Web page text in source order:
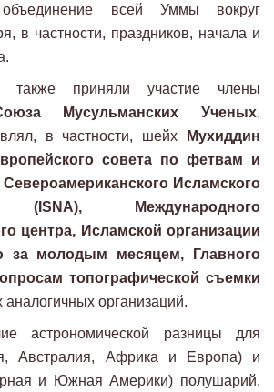
объединение всей Уммы вокруг
в частности, праздников, начала и
также приняли участие члены
Мусульманских Ученых,
в частности, шейх
Мухиддин
совета по фетвам и
Североамериканского Исламского
(ISNA), Международного
центра, Исламской организации
за молодым месяцем, Главного
топографической съемки
аналогичных организаций.
астрономической разницы для
Австралия, Африка и Европа) и
и Южная Америки) полушарий,